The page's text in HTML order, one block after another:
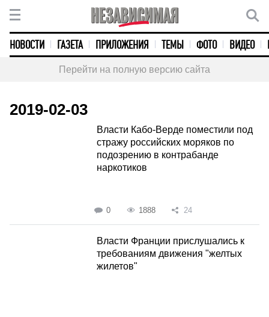
НОВОСТИ ГАЗЕТА ПРИЛОЖЕНИЯ ТЕМЫ ФОТО ВИДЕО
Перейти на полную версию сайта
2019-02-03
Власти Кабо-Верде поместили под
стражу российских моряков по
подозрению в контрабанде
наркотиков
0 1888 24
Власти Франции прислушались к
требованиям движения "желтых
жилетов"